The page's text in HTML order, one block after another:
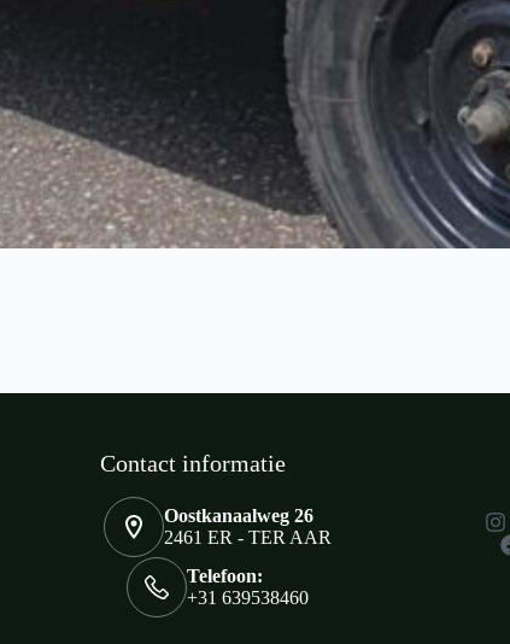
Contact informatie
Oostkanaalweg 26
2461 ER - TER AAR
Telefoon:
+31 639538460